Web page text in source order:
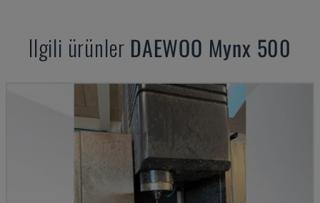
Ilgili ürünler DAEWOO Mynx 500